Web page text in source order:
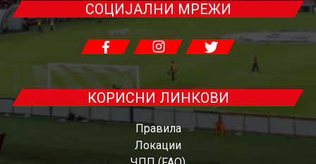
СОЦИЈАЛНИ МРЕЖИ
КОРИСНИ ЛИНКОВИ
Правила
Локации